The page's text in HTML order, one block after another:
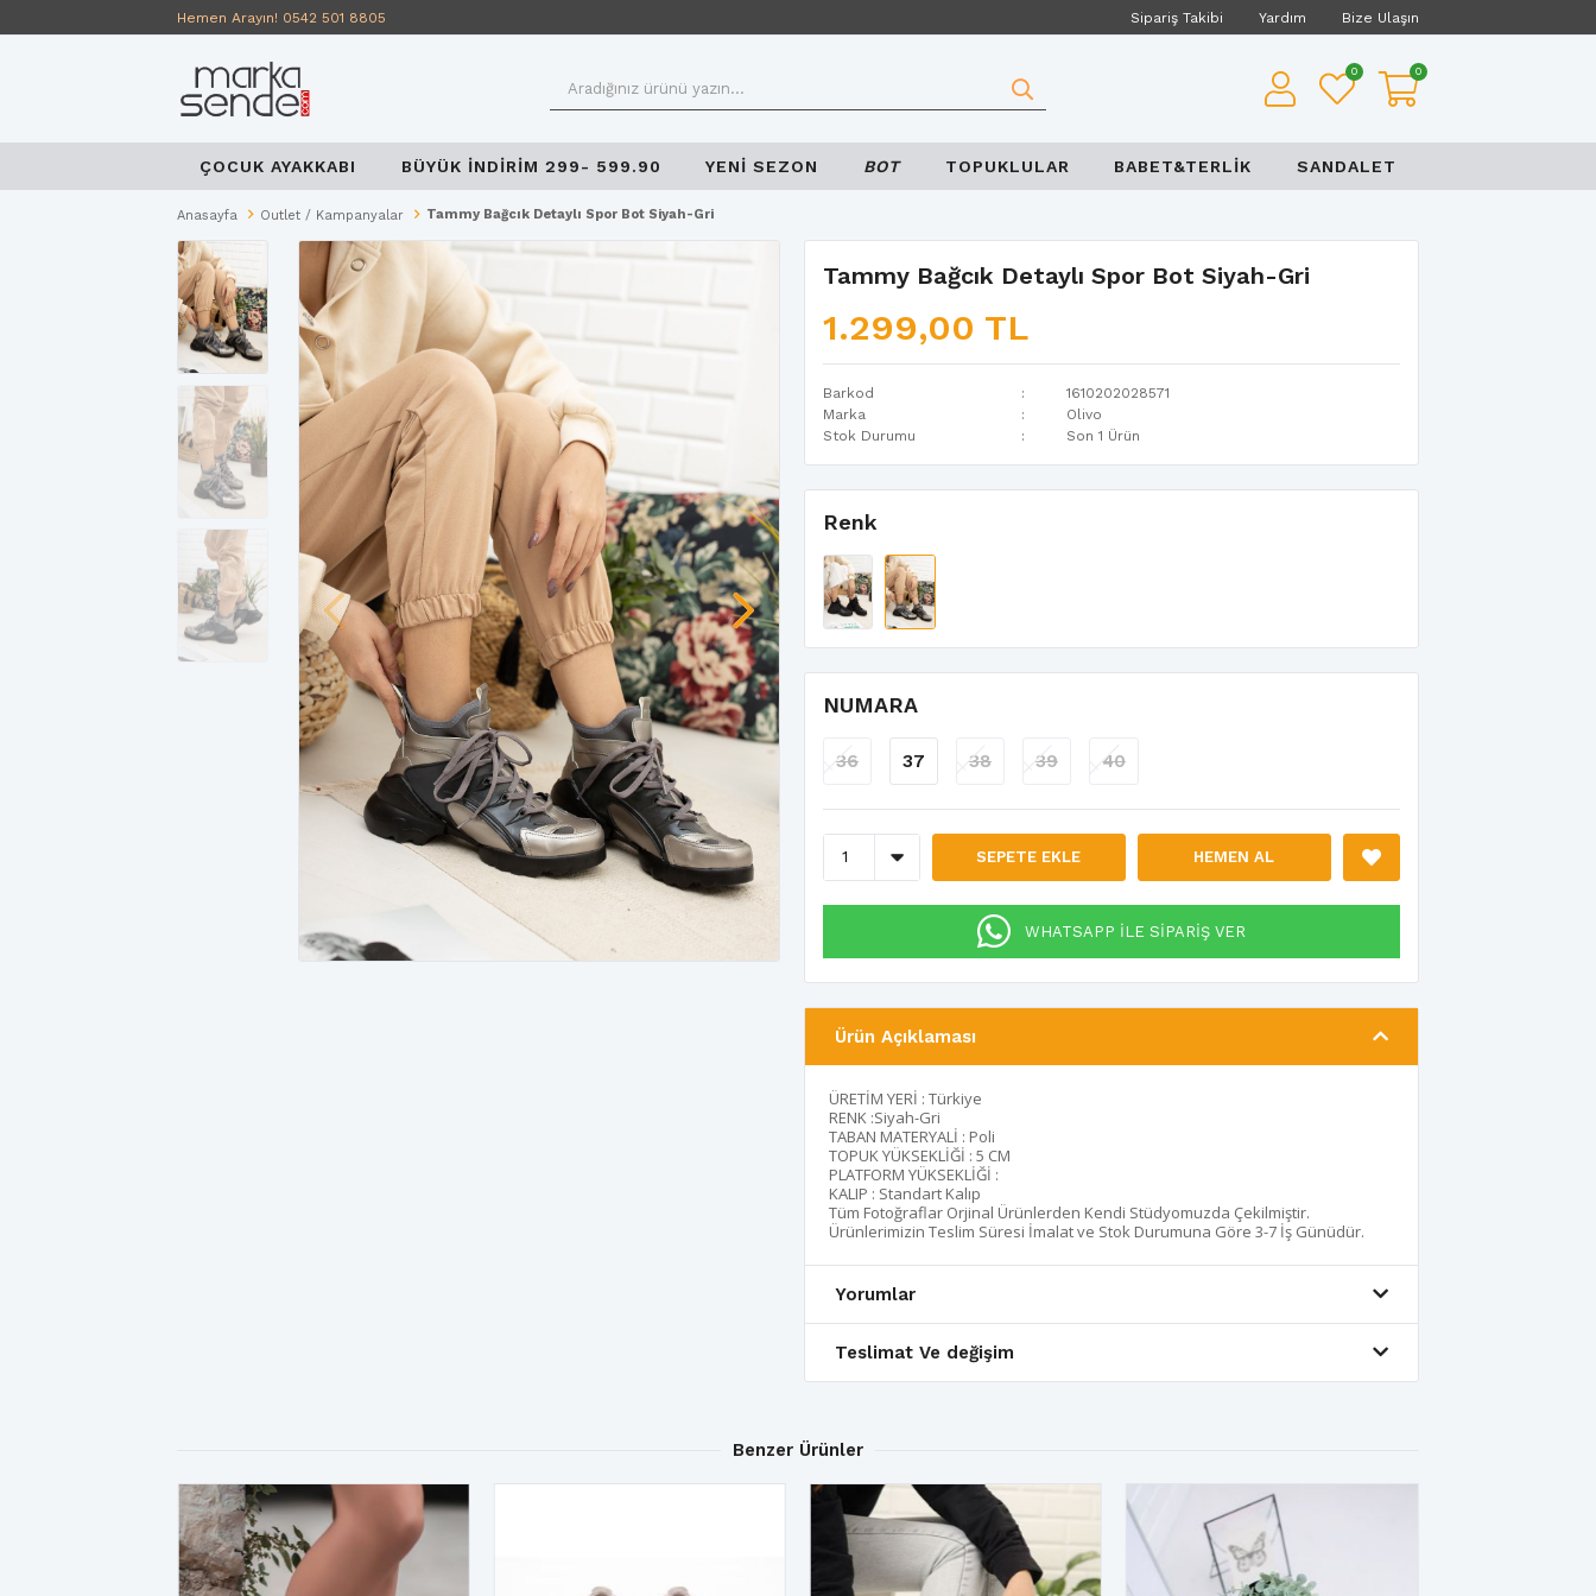
Hemen Arayın! 0542 501 8805 Sipariş Takibi Yardım Bize Ulaşın
0 0
ÇOCUK AYAKKABI BÜYÜK İNDİRİM 299- 599.90 YENİ SEZON BOT TOPUKLULAR BABET&TERLİK SANDALET
Anasayfa Outlet / Kampanyalar Tammy Bağcık Detaylı Spor Bot Siyah-Gri
Tammy Bağcık Detaylı Spor Bot Siyah-Gri
1.299,00 TL
Barkod
1610202028571
Marka
Olivo
Stok Durumu
Son 1 Ürün
Renk
NUMARA
36 37 38 39 40
SEPETE EKLE HEMEN AL
WHATSAPP İLE SİPARİŞ VER
Ürün Açıklaması
ÜRETİM YERİ : Türkiye
RENK :Siyah-Gri
TABAN MATERYALİ : Poli
TOPUK YÜKSEKLİĞİ : 5 CM
PLATFORM YÜKSEKLİĞİ :
KALIP : Standart Kalıp
Tüm Fotoğraflar Orjinal Ürünlerden Kendi Stüdyomuzda Çekilmiştir.
Ürünlerimizin Teslim Süresi İmalat ve Stok Durumuna Göre 3-7 İş Günüdür.
Yorumlar
Teslimat Ve değişim
Benzer Ürünler